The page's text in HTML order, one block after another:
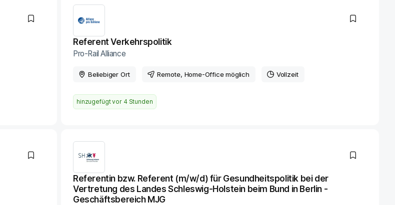
Referent Verkehrspolitik
Pro-Rail Alliance
Beliebiger Ort Remote, Home-Office möglich Vollzeit
hinzugefügt vor 4 Stunden
Referentin bzw. Referent (m/w/d) für Gesundheitspolitik bei der
Vertretung des Landes Schleswig-Holstein beim Bund in Berlin -
Geschäftsbereich MJG